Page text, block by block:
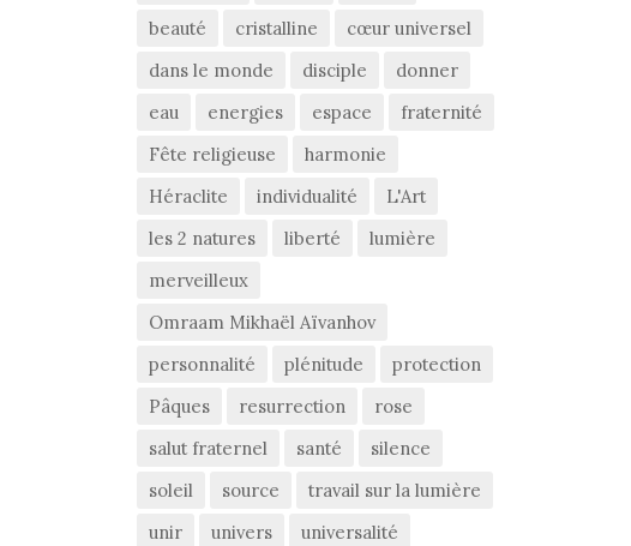
beauté
cristalline
cœur universel
dans le monde
disciple
donner
eau
energies espace
fraternité
Fête religieuse
harmonie
Héraclite
individualité
L'Art
les 2 natures
liberté
lumière
merveilleux
Omraam Mikhaël Aïvanhov
personnalité
plénitude
protection
Pâques
resurrection
rose
salut fraternel
santé
silence
soleil
source
travail sur la lumière
unir
univers
universalité